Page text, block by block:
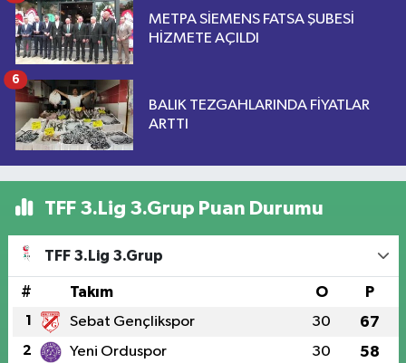
METPA SİEMENS FATSA ŞUBESİ
HİZMETE AÇILDI
BALIK TEZGAHLARINDA FİYATLAR
ARTTI
6
TFF 3.Lig 3.Grup Puan Durumu
TFF 3.Lig 3.Grup
# Takım O P
1 Sebat Gençlikspor 30 67
2 Yeni Orduspor 30 58